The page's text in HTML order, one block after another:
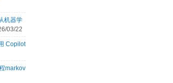
机器学
03/22
Copilot
markov